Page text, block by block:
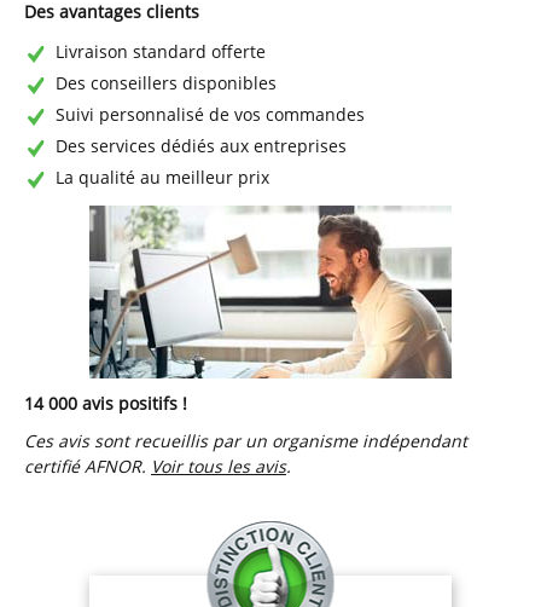
Des avantages clients
Livraison standard offerte
Des conseillers disponibles
Suivi personnalisé de vos commandes
Des services dédiés aux entreprises
La qualité au meilleur prix
14 000 avis positifs !
Ces avis sont recueillis par un organisme indépendant
certifié AFNOR. Voir tous les avis.